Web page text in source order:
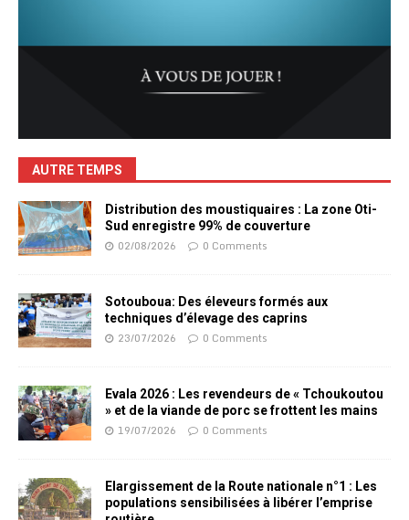
AUTRE TEMPS
Distribution des moustiquaires : La zone Oti-
Sud enregistre 99% de couverture
02/08/2026 0 Comments
Sotouboua: Des éleveurs formés aux
techniques d’élevage des caprins
23/07/2026 0 Comments
Evala 2026 : Les revendeurs de « Tchoukoutou
» et de la viande de porc se frottent les mains
19/07/2026 0 Comments
Elargissement de la Route nationale n°1 : Les
populations sensibilisées à libérer l’emprise